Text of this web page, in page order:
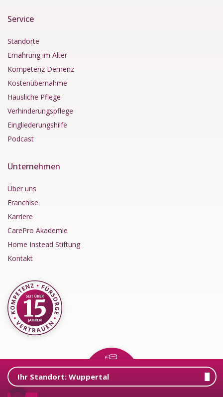
Ihr Standort: Wuppertal
Service
Standorte
Ernährung im Alter
Kompetenz Demenz
Kostenübernahme
Häusliche Pflege
Verhinderungspflege
Eingliederungshilfe
Podcast
Unternehmen
Über uns
Franchise
Karriere
CarePro Akademie
Home Instead Stiftung
Kontakt